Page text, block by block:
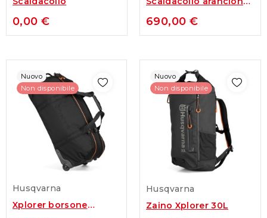
0,00 € 690,00 €
Nuovo
Non disponibile
Husqvarna
Xplorer borsone
Nuovo
Non disponibile
Husqvarna
Zaino Xplorer 30L